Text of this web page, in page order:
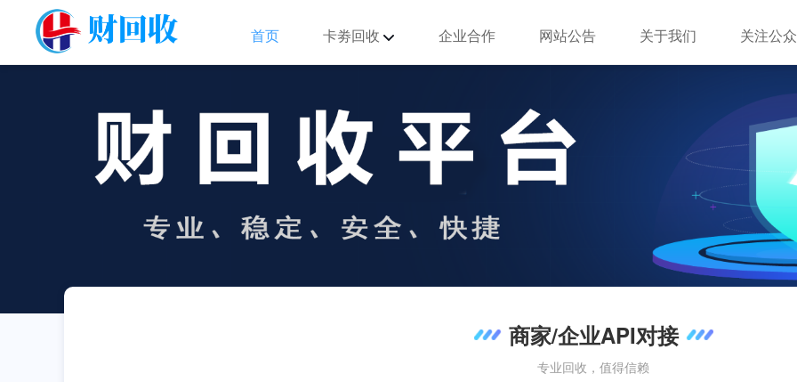
首页 卡劵回收 企业合作 网站公告 关于我们 关注公
商家/企业API对接
专业回收，值得信赖